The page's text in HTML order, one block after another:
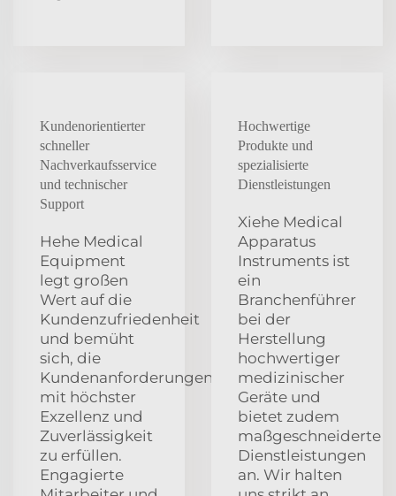
Kundenorientierter
schneller
Nachverkaufsservice
und technischer
Support
Hehe Medical
Equipment
legt großen
Wert auf die
Kundenzufriedenheit
und bemüht
sich, die
Kundenanforderungen
mit höchster
Exzellenz und
Zuverlässigkeit
zu erfüllen.
Engagierte
Hochwertige
Produkte und
spezialisierte
Dienstleistungen
Xiehe Medical
Apparatus
Instruments ist
ein
Branchenführer
bei der
Herstellung
hochwertiger
medizinischer
Geräte und
bietet zudem
maßgeschneiderte
Dienstleistungen
an. Wir halten